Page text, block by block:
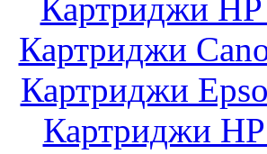
Картриджи
Картриджи
Картриджи
Картриджи